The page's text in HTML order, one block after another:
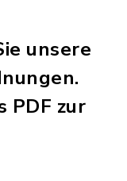
unsere
PDF zur